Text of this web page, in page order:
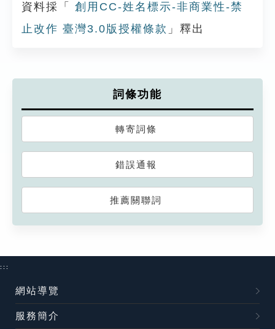
資料採「
創用CC-姓名標示-非商業性-禁
止改作 臺灣3.0版授權條款 」釋出
詞條功能
轉寄詞條
錯誤通報
推薦關聯詞
:::
網站導覽
服務簡介